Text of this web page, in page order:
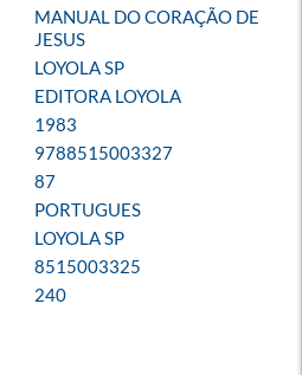
MANUAL DO CORAÇÃO DE
JESUS
LOYOLA SP
EDITORA LOYOLA
1983
9788515003327
87
PORTUGUES
LOYOLA SP
8515003325
240